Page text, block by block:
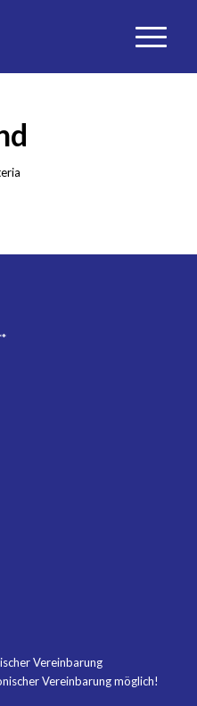
Vereinbarung
Vereinbarung möglich!